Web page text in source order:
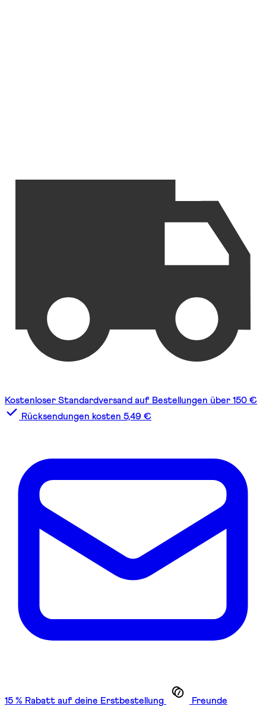
Kostenloser Standardversand auf Bestellungen über 150 €
Rücksendungen kosten 5,49 €
15 % Rabatt auf deine Erstbestellung
Freunde